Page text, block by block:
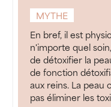
MYTHE
En bref, il est
n'importe quel
de détoxifier la
de fonction
aux reins. La
pas éliminer les